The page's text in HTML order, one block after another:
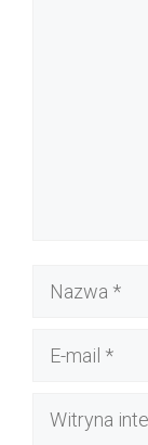
Nazwa
Witryna